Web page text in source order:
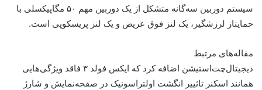
سیستم دوربین سه‌گانه متشکل از یک دوربین مهم ۵۰ مگاپیکسلی با
حمایتاز لرزشگیر، یک لنز فوق عریض و یک لنز پریسکوپی است.
مقاله‌های مرتبط
دیجیتال‌چت‌استیشن اضافه کرد که ایکس فولد ۳ فاقد ویژگی‌هایی
همانند اسکنر تاثییر انگشت اولتراسونیک در صفحه‌نمایش و شارژ